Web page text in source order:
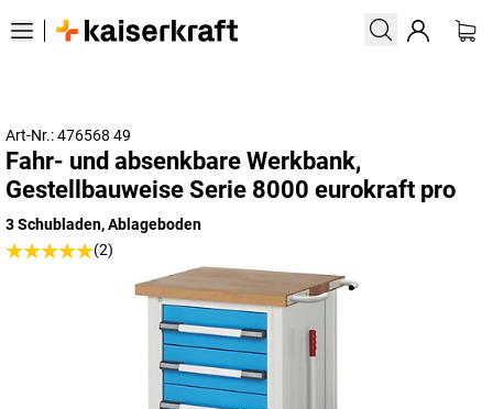
Art-Nr.: 476568 49
Fahr- und absenkbare Werkbank,
Gestellbauweise Serie 8000 eurokraft pro
3 Schubladen, Ablageboden
(2)